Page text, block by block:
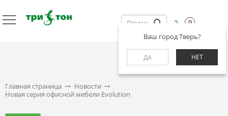
Ваш город Тверь?
ДА НЕТ
0
Главная страница
Новости
Новая серия офисной мебели Evolution